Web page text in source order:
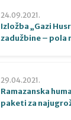
24.09.2021.
Izložba „Gazi
zadužbine – pola
29.04.2021.
Ramazanska
paketi za